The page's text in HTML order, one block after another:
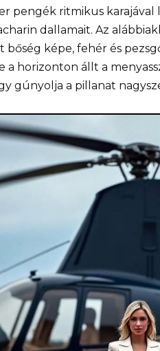
pengék ritmikus
dallamait. Az
képe, fehér és
a horizonton állt a
gúnyolja a pillanat